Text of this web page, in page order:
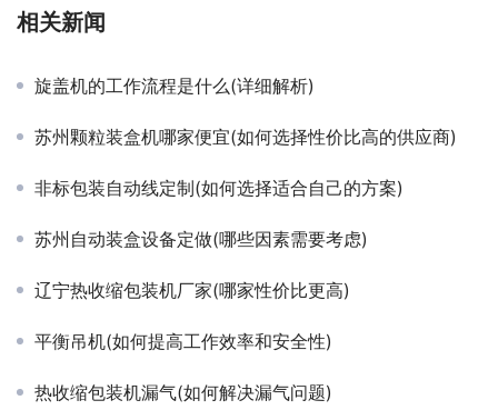
相关新闻
旋盖机的工作流程是什么(详细解析)
苏州颗粒装盒机哪家便宜(如何选择性价比高的供应商)
非标包装自动线定制(如何选择适合自己的方案)
苏州自动装盒设备定做(哪些因素需要考虑)
辽宁热收缩包装机厂家(哪家性价比更高)
平衡吊机(如何提高工作效率和安全性)
热收缩包装机漏气(如何解决漏气问题)